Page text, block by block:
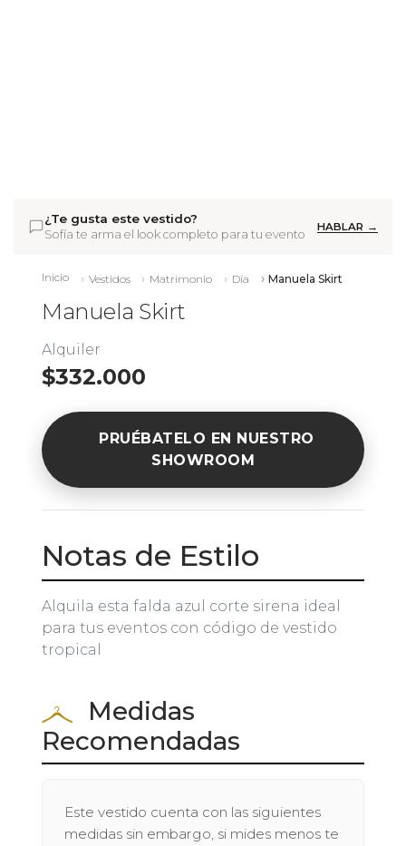
¿Te gusta este vestido?
Sofía te arma el look completo para tu evento
HABLAR →
Inicio Vestidos Matrimonio Día Manuela Skirt
Manuela Skirt
Alquiler
$332.000
PRUÉBATELO EN NUESTRO
SHOWROOM
Notas de Estilo
Alquila esta falda azul corte sirena ideal
para tus eventos con código de vestido
tropical
Medidas
Recomendadas
Este vestido cuenta con las siguientes
medidas sin embargo, si mides menos te